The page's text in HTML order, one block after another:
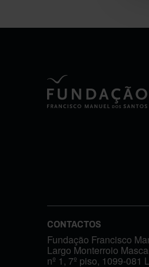
CONTACTOS
Fundação Francisco
Largo Monterroio
nº 1, 7º piso, 1099-081